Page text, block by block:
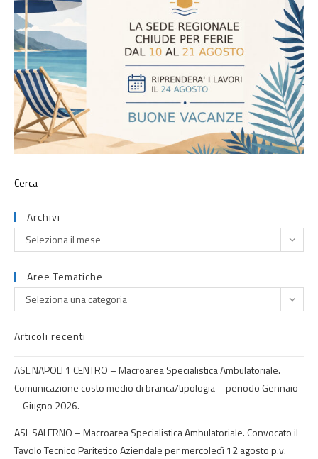
Archivi
Seleziona il mese
Aree Tematiche
Seleziona una categoria
Articoli recenti
ASL NAPOLI 1 CENTRO – Macroarea Specialistica Ambulatoriale.
Comunicazione costo medio di branca/tipologia – periodo Gennaio
– Giugno 2026.
ASL SALERNO – Macroarea Specialistica Ambulatoriale. Convocato il
Tavolo Tecnico Paritetico Aziendale per mercoledì 12 agosto p.v.